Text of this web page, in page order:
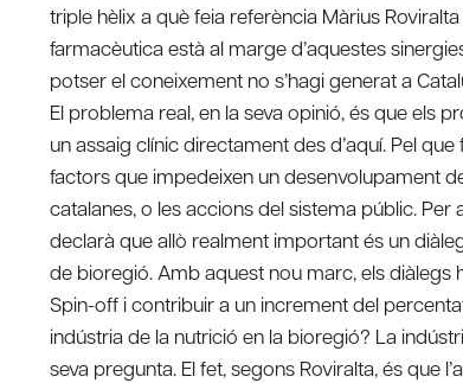
triple hèlix a què feia referència Màrius
farmacèutica està al marge d’aquestes
potser el coneixement no s’hagi generat a
El problema real, en la seva opinió, és que els
un assaig clínic directament des d’aquí. Pel
factors que impedeixen un desenvolupament
catalanes, o les accions del sistema públic.
declarà que allò realment important és un
de bioregió. Amb aquest nou marc, els diàlegs
Spin-off i contribuir a un increment del
indústria de la nutrició en la bioregió? La
seva pregunta. El fet, segons Roviralta, és que